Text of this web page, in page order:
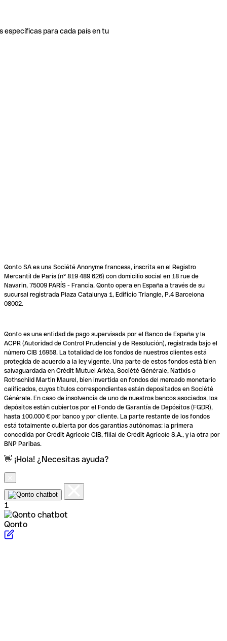
específicas para cada país en tu
Qonto SA es una Société Anonyme francesa, inscrita en el Registro
Mercantil de París (n° 819 489 626) con domicilio social en 18 rue de
Navarin, 75009 PARÍS - Francia. Qonto opera en España a través de su
sucursal registrada Plaza Catalunya 1, Edificio Triangle, P.4 Barcelona
08002.
Qonto es una entidad de pago supervisada por el Banco de España y la
ACPR (Autoridad de Control Prudencial y de Resolución), registrada bajo el
número CIB 16958. La totalidad de los fondos de nuestros clientes está
protegida de acuerdo a la ley vigente. Una parte de estos fondos está bien
salvaguardada en Crédit Mutuel Arkéa, Société Générale, Natixis o
Rothschild Martin Maurel, bien invertida en fondos del mercado monetario
calificados, cuyos títulos correspondientes están depositados en Société
Générale. En caso de insolvencia de uno de nuestros bancos asociados, los
depósitos están cubiertos por el Fondo de Garantía de Depósitos (FGDR),
hasta 100.000 € por banco y por cliente. La parte restante de los fondos
está totalmente cubierta por dos garantías autónomas: la primera
concedida por Crédit Agricole CIB, filial de Crédit Agricole S.A., y la otra por
BNP Paribas.
👋 ¡Hola! ¿Necesitas ayuda?
1
Qonto